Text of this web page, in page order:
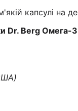
капсулі на
Dr. Berg Омега-3